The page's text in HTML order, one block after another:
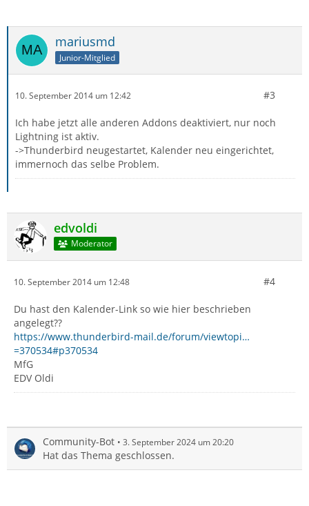
mariusmd
Junior-Mitglied
10. September 2014 um 12:42 #3
Ich habe jetzt alle anderen Addons deaktiviert, nur noch
Lightning ist aktiv.
->Thunderbird neugestartet, Kalender neu eingerichtet,
immernoch das selbe Problem.
edvoldi
Moderator
10. September 2014 um 12:48 #4
Du hast den Kalender-Link so wie hier beschrieben
angelegt??
https://www.thunderbird-mail.de/forum/viewtopi…
=370534#p370534
MfG
EDV Oldi
Community-Bot 3. September 2024 um 20:20
Hat das Thema geschlossen.